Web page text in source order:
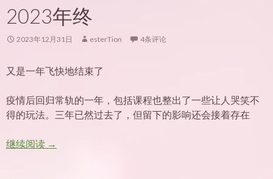
2023年终
2023年12月31日 esterTion 4条评论
又是一年飞快地结束了
疫情后回归常轨的一年，包括课程也整出了一些让人哭笑不
得的玩法。三年已然过去了，但留下的影响还会接着存在
继续阅读2023年终
→